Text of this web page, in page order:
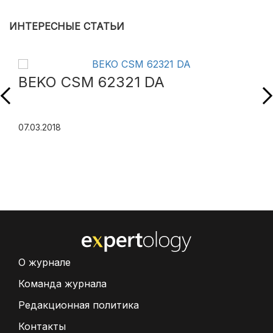
ИНТЕРЕСНЫЕ СТАТЬИ
BEKO CSM 62321 DA
07.03.2018
О журнале
Команда журнала
Редакционная политика
Контакты